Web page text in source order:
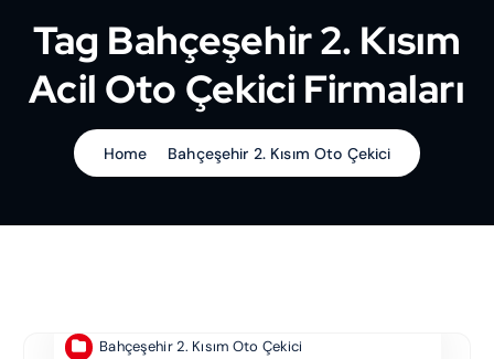
Tag Bahçeşehir 2. Kısım
Acil Oto Çekici Firmaları
Home Bahçeşehir 2. Kısım Oto Çekici
Bahçeşehir 2. Kısım Oto Çekici